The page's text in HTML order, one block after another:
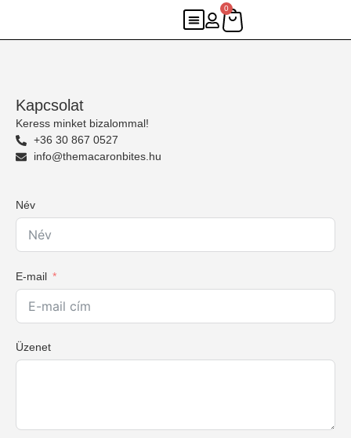
0
Kapcsolat
Keress minket bizalommal!
+36 30 867 0527
info@themacaronbites.hu
Név
E-mail
Üzenet